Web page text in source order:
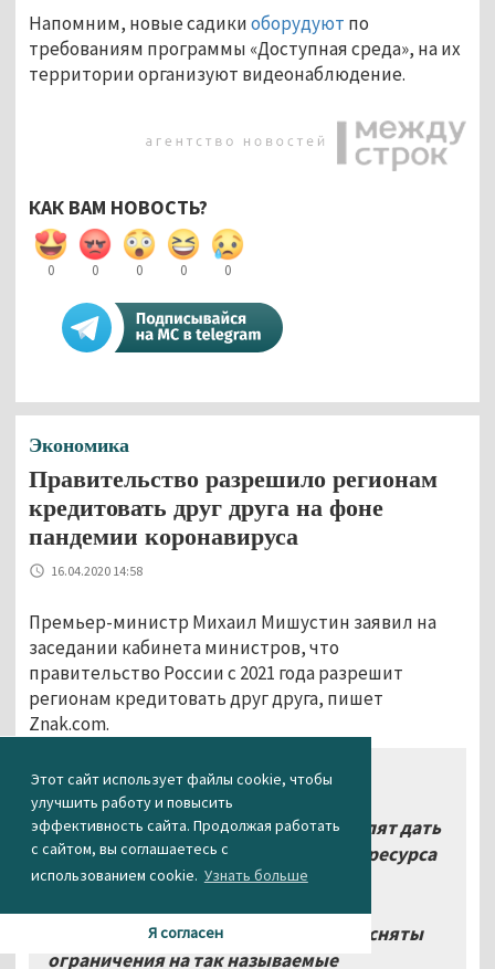
Этот сайт использует файлы cookie, чтобы
улучшить работу и повысить
эффективность сайта. Продолжая работать
с сайтом, вы соглашаетесь с
использованием cookie. Узнать больше
Я согласен
Напомним, новые садикиоборудуют по
требованиям программы «Доступная среда», на их
территории организуют видеонаблюдение.
КАК ВАМ НОВОСТЬ?
0 0 0 0 0
Экономика
Правительство разрешило регионам
кредитовать друг друга на фоне
пандемии коронавируса
16.04.2020 14:58
Премьер-министр Михаил Мишустин заявил на
заседании кабинета министров, что
правительство России с 2021 года разрешит
регионам кредитовать друг друга, пишет
Znak.com.
«Мы также уже внесли в
Государственную думу поправки в
бюджетный кодекс, которые позволят дать
регионам больше манёвра в поиске ресурса
для развития местной экономики и
частности, с начала 2021 года будут сняты
ограничения на так называемые